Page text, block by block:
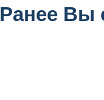
Ранее Вы